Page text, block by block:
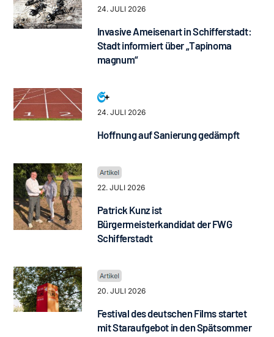
24. JULI 2026
Invasive Ameisenart in Schifferstadt:
Stadt informiert über „Tapinoma
magnum“
24. JULI 2026
Hoffnung auf Sanierung gedämpft
22. JULI 2026
Patrick Kunz ist
Bürgermeisterkandidat der FWG
Schifferstadt
20. JULI 2026
Festival des deutschen Films startet
mit Staraufgebot in den Spätsommer